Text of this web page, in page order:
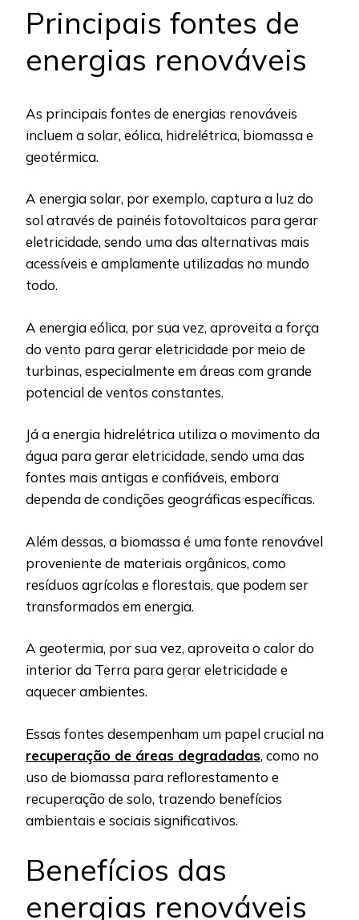
Principais fontes de
energias renováveis
As principais fontes de energias renováveis
incluem a solar, eólica, hidrelétrica, biomassa e
geotérmica.
A energia solar, por exemplo, captura a luz do
sol através de painéis fotovoltaicos para gerar
eletricidade, sendo uma das alternativas mais
acessíveis e amplamente utilizadas no mundo
todo.
A energia eólica, por sua vez, aproveita a força
do vento para gerar eletricidade por meio de
turbinas, especialmente em áreas com grande
potencial de ventos constantes.
Já a energia hidrelétrica utiliza o movimento da
água para gerar eletricidade, sendo uma das
fontes mais antigas e confiáveis, embora
dependa de condições geográficas específicas.
Além dessas, a biomassa é uma fonte renovável
proveniente de materiais orgânicos, como
resíduos agrícolas e florestais, que podem ser
transformados em energia.
A geotermia, por sua vez, aproveita o calor do
interior da Terra para gerar eletricidade e
aquecer ambientes.
Essas fontes desempenham um papel crucial na
recuperação de áreas degradadas, como no
uso de biomassa para reflorestamento e
recuperação de solo, trazendo benefícios
ambientais e sociais significativos.
Benefícios das
energias renováveis